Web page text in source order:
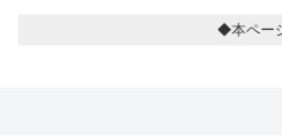
◆本ペー